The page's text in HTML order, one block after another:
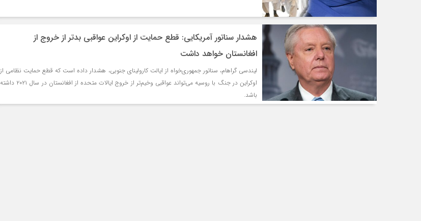
هشدار سناتور آمریکایی: قطع حمایت از اوکراین عواقبی بدتر از خروج از
افغانستان خواهد داشت
لیندسی گراهام، سناتور جمهوری‌خواه از ایالت کارولینای جنوبی، هشدار داده است که قطع حمایت نظامی از
اوکراین در جنگ با روسیه می‌تواند عواقبی وخیم‌تر از خروج ایالات متحده از افغانستان در سال ۲۰۲۱ داشته
باشد.